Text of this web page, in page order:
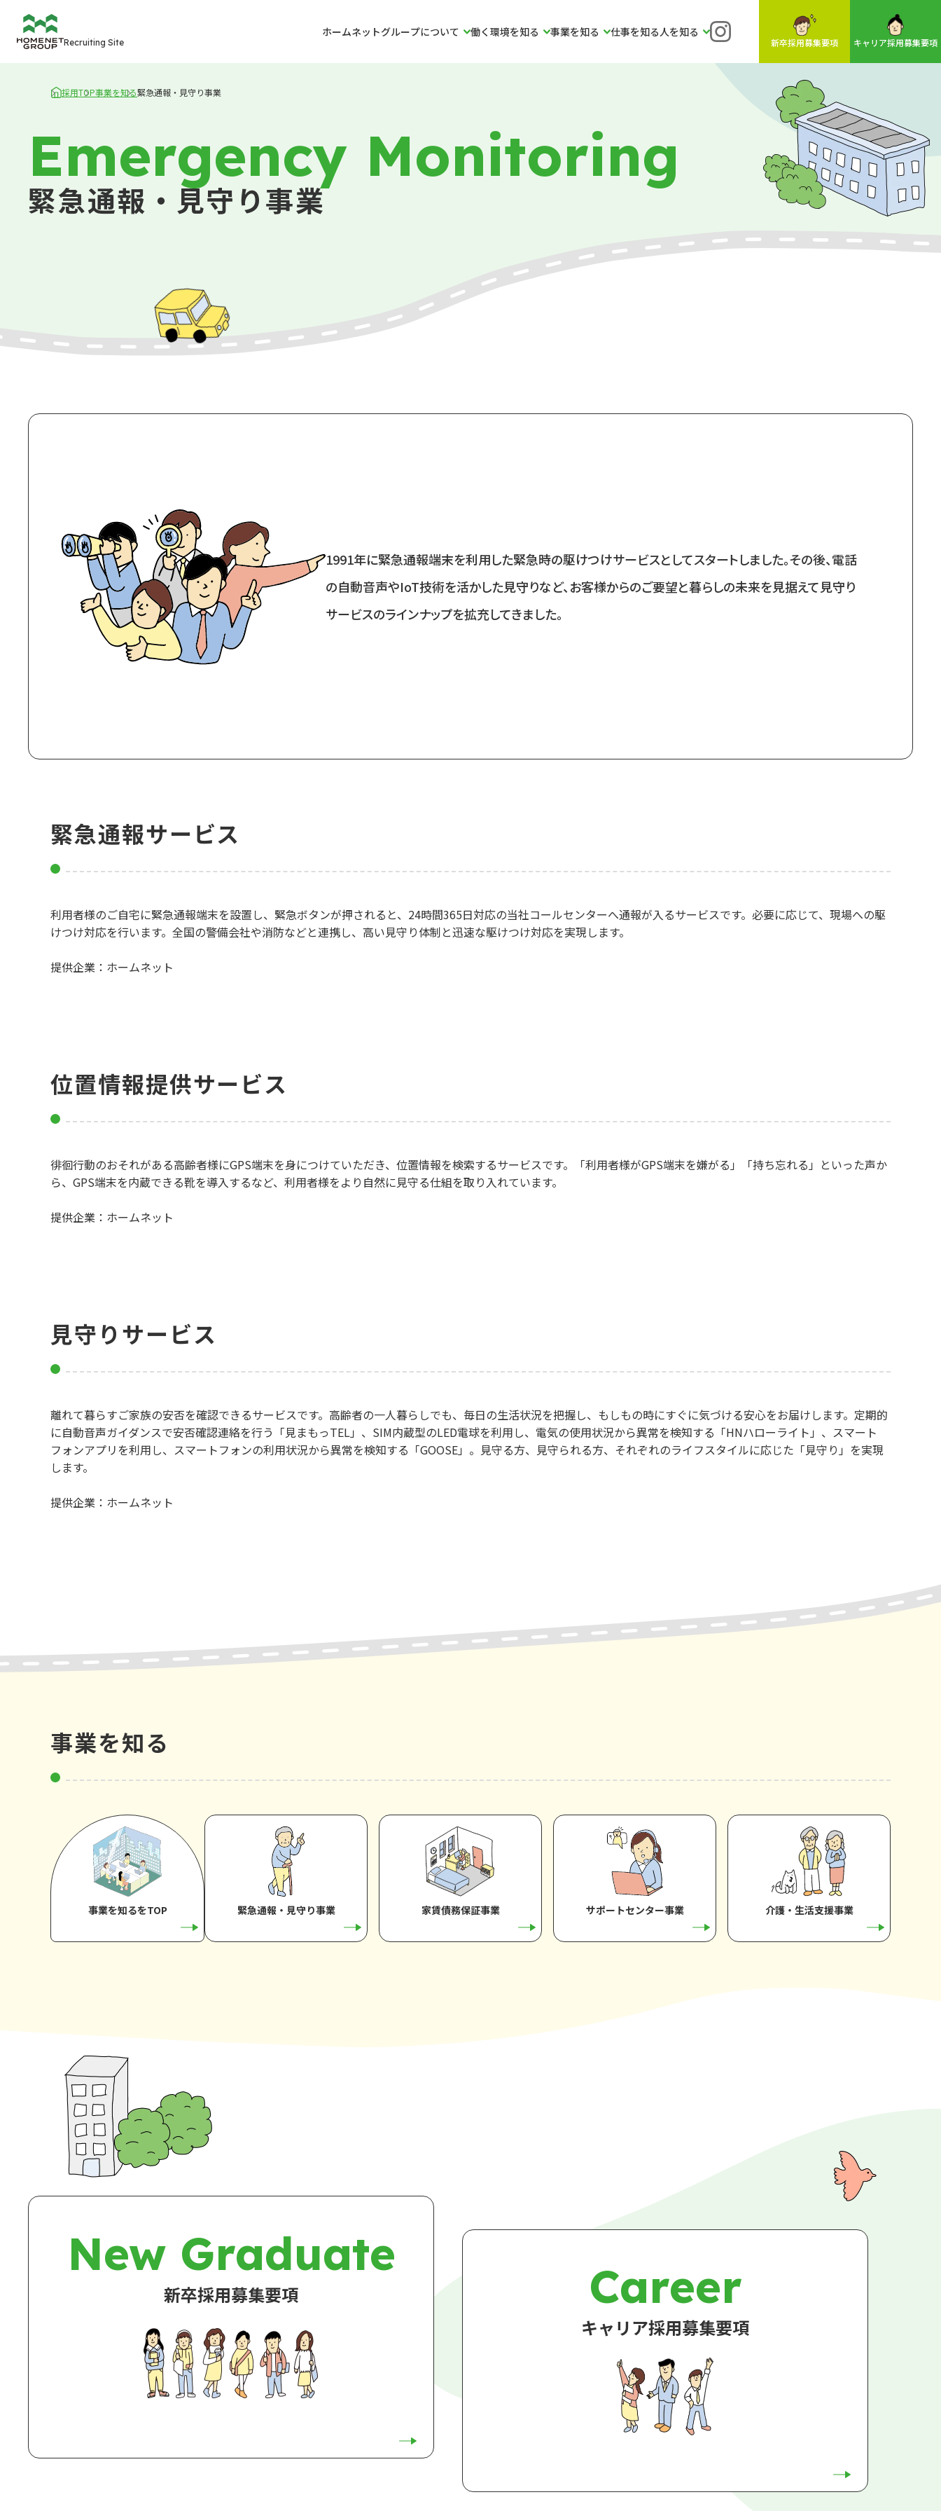
Recruiting Site
ホームネットグループについて 働く環境を知る 事業を知る 仕事を知る 人を知る 新しいウィンドウで開きます
新卒採用募集要項 キャリア採用募集要項
HOME採用TOP事業を知る緊急通報・見守り事業
Emergency Monitoring
緊急通報・見守り事業
1991年に緊急通報端末を利用した緊急時の駆けつけサービスとしてスタートしました。その後、電話
の自動音声やIoT技術を活かした見守りなど、お客様からのご要望と暮らしの未来を見据えて見守り
サービスのラインナップを拡充してきました。
緊急通報サービス
利用者様のご自宅に緊急通報端末を設置し、緊急ボタンが押されると、24時間365日対応の当社コールセンターへ通報が入るサービスです。必要に応じて、現場への駆
けつけ対応を行います。全国の警備会社や消防などと連携し、高い見守り体制と迅速な駆けつけ対応を実現します。
提供企業：ホームネット
位置情報提供サービス
徘徊行動のおそれがある高齢者様にGPS端末を身につけていただき、位置情報を検索するサービスです。「利用者様がGPS端末を嫌がる」「持ち忘れる」といった声か
ら、GPS端末を内蔵できる靴を導入するなど、利用者様をより自然に見守る仕組を取り入れています。
提供企業：ホームネット
見守りサービス
離れて暮らすご家族の安否を確認できるサービスです。高齢者の一人暮らしでも、毎日の生活状況を把握し、もしもの時にすぐに気づける安心をお届けします。定期的
に自動音声ガイダンスで安否確認連絡を行う「見まもっTEL」、SIM内蔵型のLED電球を利用し、電気の使用状況から異常を検知する「HNハローライト」、スマート
フォンアプリを利用し、スマートフォンの利用状況から異常を検知する「GOOSE」。見守る方、見守られる方、それぞれのライフスタイルに応じた「見守り」を実現
します。
提供企業：ホームネット
事業を知る
事業を知るをTOP 緊急通報・見守り事業 家賃債務保証事業 サポートセンター事業 介護・生活支援事業
New Graduate
新卒採用募集要項 Career
キャリア採用募集要項